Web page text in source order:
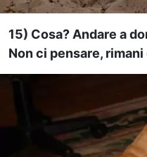
15) Cosa? Andare a
Non ci pensare,